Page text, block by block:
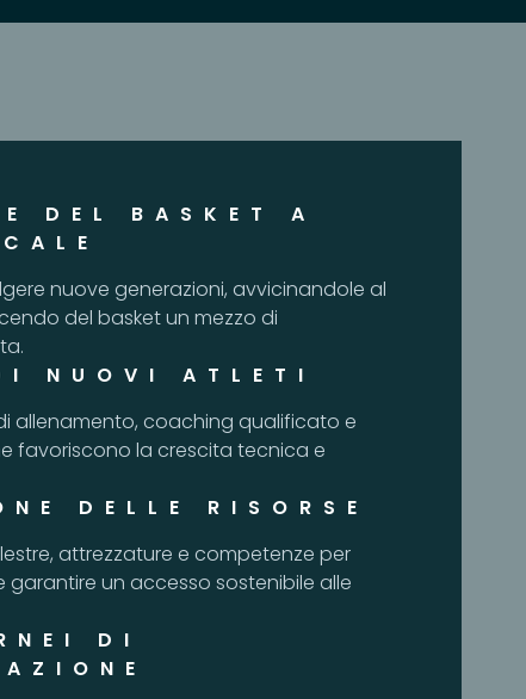
DEL BASKET A
nuove generazioni, avvicinandole al
del basket un mezzo di
NUOVI ATLETI
allenamento, coaching qualificato e
favoriscono la crescita tecnica e
DELLE RISORSE
attrezzature e competenze per
garantire un accesso sostenibile alle
DI